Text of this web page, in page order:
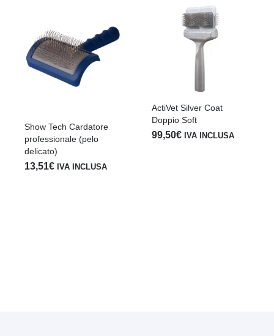
Show Tech Cardatore
professionale (pelo
delicato)
13,51€ IVA INCLUSA
ActiVet Silver Coat
Doppio Soft
99,50€ IVA INCLUSA